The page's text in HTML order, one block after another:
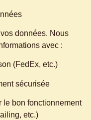
données. Nous
avec :
(FedEx, etc.)
sécurisée
le bon fonctionnement
etc.)